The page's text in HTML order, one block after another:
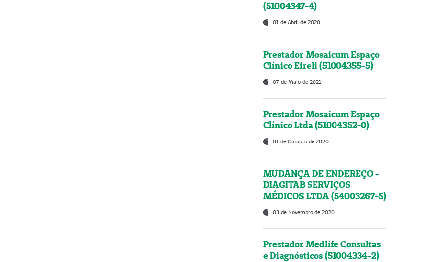
(51004347-4)
01 de Abril de 2020
Prestador Mosaicum Espaço
Clínico Eireli (51004355-5)
07 de Maio de 2021
Prestador Mosaicum Espaço
Clínico Ltda (51004352-0)
01 de Outubro de 2020
MUDANÇA DE ENDEREÇO -
DIAGITAB SERVIÇOS
MÉDICOS LTDA (54003267-5)
03 de Novembro de 2020
Prestador Medlife Consultas
e Diagnósticos (51004334-2)